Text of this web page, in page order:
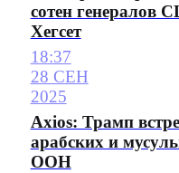
сотен генералов
Хегсет
18:37
28 СЕН
2025
Axios: Трамп
арабских и
ООН